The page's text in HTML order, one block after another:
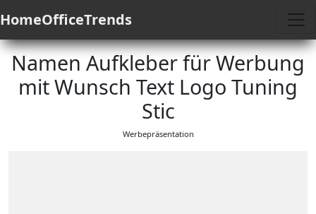
HomeOfficeTrends
Namen Aufkleber für Werbung
mit Wunsch Text Logo Tuning
Stic
Werbepräsentation